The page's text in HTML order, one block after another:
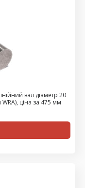
вал діаметр 20
ціна за 475 мм